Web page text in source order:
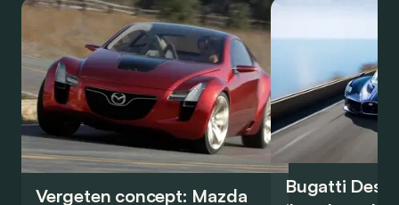
Vergeten concept: Mazda
Bugatti